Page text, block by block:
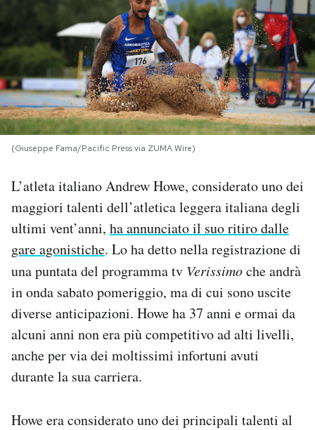
Mondiali calcio 2026
PODCAST
NEWSLETTER
SHOP
CALENDARIO
AREA PERSONALE
Area Personale
Newsletter
Esci
(Giuseppe Fama/Pacific Press via ZUMA Wire)
L’atleta italiano Andrew Howe, considerato uno dei
maggiori talenti dell’atletica leggera italiana degli
ultimi vent’anni, ha annunciato il suo ritiro dalle
gare agonistiche. Lo ha detto nella registrazione di
una puntata del programma tv Verissimoche andrà
in onda sabato pomeriggio, ma di cui sono uscite
diverse anticipazioni. Howe ha 37 anni e ormai da
alcuni anni non era più competitivo ad alti livelli,
anche per via dei moltissimi infortuni avuti
durante la sua carriera.
Howe era considerato uno dei principali talenti al